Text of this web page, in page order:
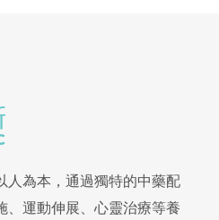
人為本，通過獨特的中藥配
、運動伸展、心靈治療等養